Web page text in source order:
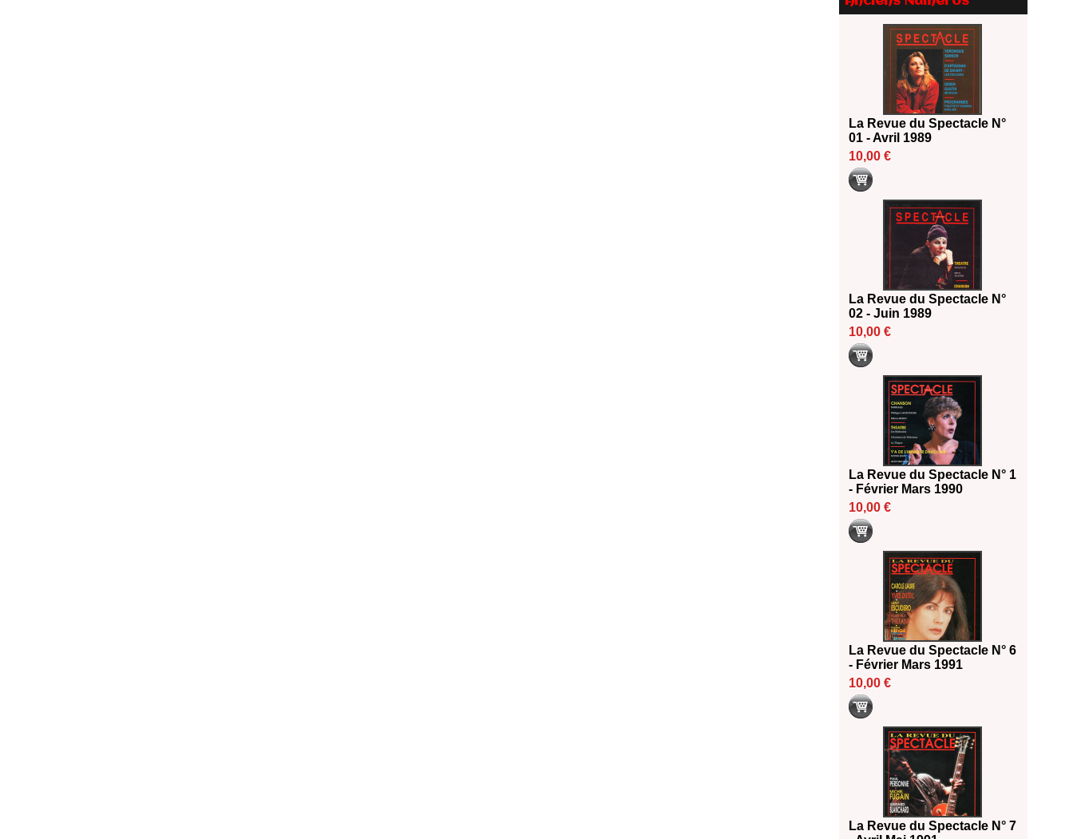
Le palmarès des prix SACD
Les 10 lauréats du Fonds
Grandes Formes Théâtre 2026
Nomination de Nathalie
Garraud et Olivier Saccomano à
la direction du Théâtre de
Gennevilliers - CDN
13/06/2026
Dispositif SACD Auteurs
d'espaces : les lauréats 2026
La Revue du Spectacle N°
01 - Avril 1989
10,00 €
La Revue du Spectacle N°
02 - Juin 1989
10,00 €
La Revue du Spectacle N° 1
- Février Mars 1990
10,00 €
La Revue du Spectacle N° 6
- Février Mars 1991
10,00 €
La Revue du Spectacle N° 7